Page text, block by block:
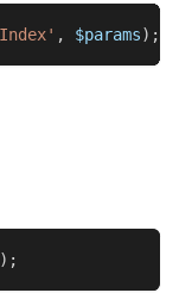
, $params) ;
) ;